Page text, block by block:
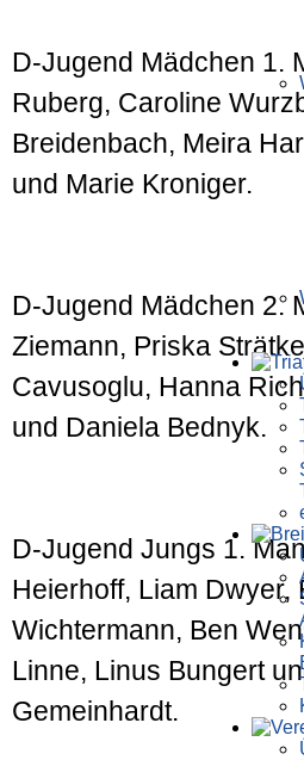
D-Jugend Mädchen 1.
Ruberg, Caroline
Breidenbach, Meira
und Marie Kroniger.
D-Jugend Mädchen 2.
Ziemann, Priska
Cavusoglu, Hanna
und Daniela Bednyk.
D-Jugend Jungs 1.
Heierhoff, Liam Dwyer,
Wichtermann, Ben
Linne, Linus Bungert
Gemeinhardt.